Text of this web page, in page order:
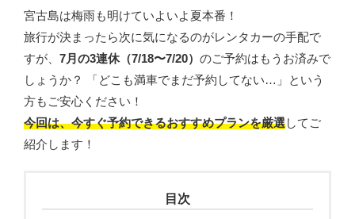
宮古島は梅雨も明けていよいよ夏本番！
旅行が決まったら次に気になるのがレンタカーの手配で
すが、 7月の3連休（7/18〜7/20） のご予約はもうお済みで
しょうか？ 「どこも満車でまだ予約してない…」という
方もご安心ください！
今回は、今すぐ予約できるおすすめプランを厳選してご
紹介します！
目次